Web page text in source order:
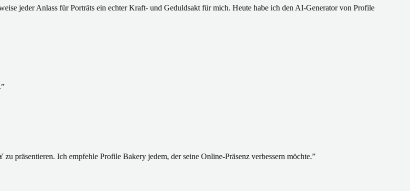
jeder Anlass für Porträts ein echter Kraft- und Geduldsakt für mich. Heute habe ich den AI-Generator von Profile
”
präsentieren. Ich empfehle Profile Bakery jedem, der seine Online-Präsenz verbessern möchte.”